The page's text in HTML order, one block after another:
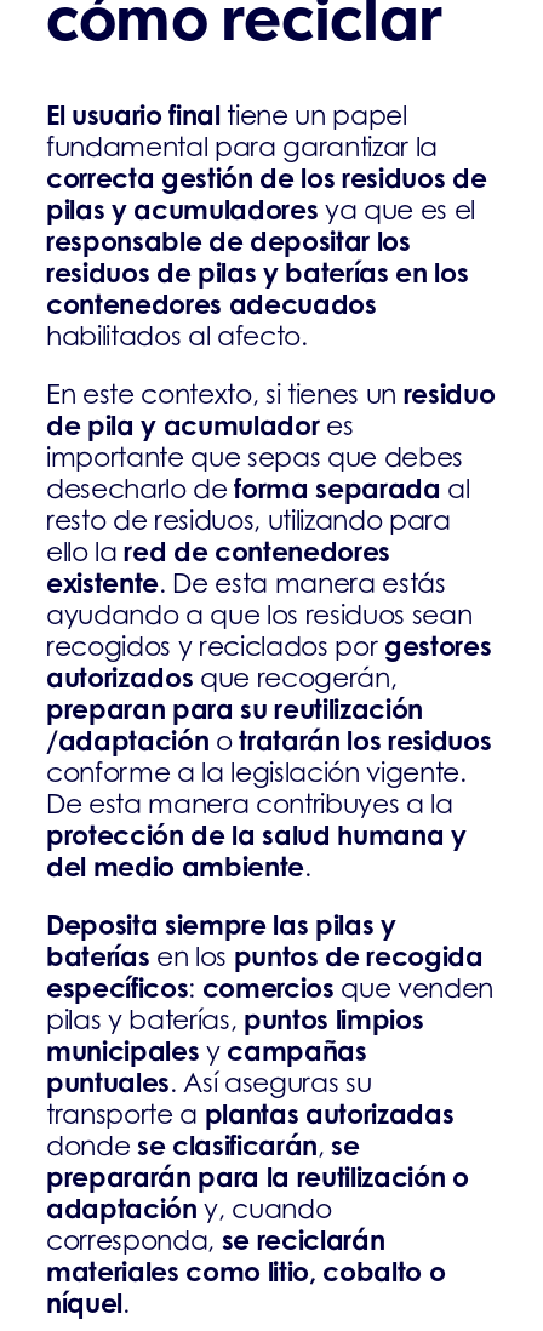
cómo reciclar
El usuario finaltiene un papel
fundamental para garantizar la
correcta gestión de los residuos de
pilas y acumuladores ya que es el
responsable de depositar los
residuos de pilas y baterías en los
contenedores adecuados
habilitados al afecto.
En este contexto, si tienes un residuo
de pila y acumuladores
importante que sepas que debes
desecharlo deforma separada al
resto de residuos, utilizando para
ello lared de contenedores
existente. De esta manera estás
ayudando a que los residuos sean
recogidos y reciclados por gestores
autorizados que recogerán,
preparan para su reutilización
/adaptación otratarán los residuos
conforme a la legislación vigente.
De esta manera contribuyes a la
protección de la salud humana y
del medio ambiente.
Deposita siempre las pilas y
baterías en los puntos de recogida
específicos: comercios que venden
pilas y baterías, puntos limpios
municipales y campañas
puntuales. Así aseguras su
transporte a plantas autorizadas
dondese clasificarán,se
prepararán para la reutilización o
adaptación y, cuando
corresponda, se reciclarán
materiales como litio, cobalto o
níquel.